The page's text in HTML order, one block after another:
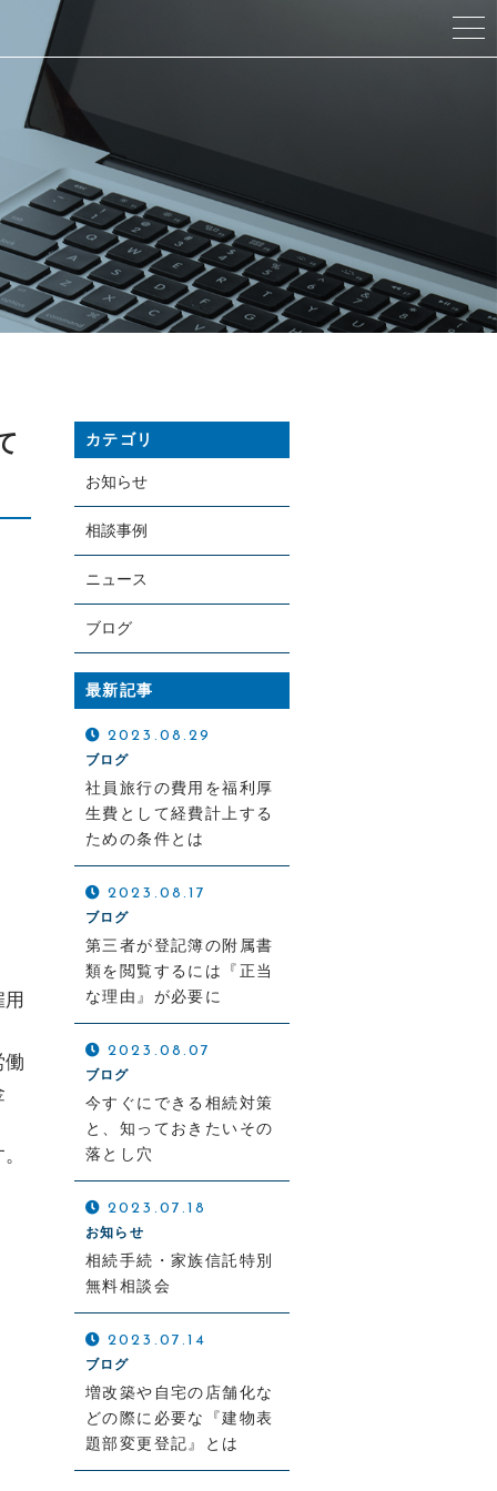
お電話での受付
0120-279-409
受付時間 平日 8：30～17：30
土日・祝日対応可（要予約）
働
カテゴリ
お知らせ
相談事例
ニュース
ブログ
最新記事
2023.08.29
ブログ
社員旅行の費用を福利厚
生費として経費計上する
ための条件とは
2023.08.17
ブログ
第三者が登記簿の附属書
類を閲覧するには『正当
な理由』が必要に
2023.08.07
ブログ
今すぐにできる相続対策
と、知っておきたいその
落とし穴
2023.07.18
お知らせ
相続手続・家族信託特別
無料相談会
2023.07.14
ブログ
増改築や自宅の店舗化な
どの際に必要な『建物表
題部変更登記』とは